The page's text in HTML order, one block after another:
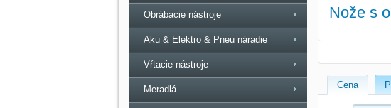
Nože s
Cena
Obrábacie nástroje
Aku & Elektro & Pneu náradie
Vŕtacie nástroje
Meradlá